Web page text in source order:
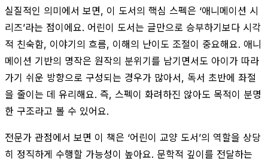
실질적인 의미에서 보면, 이 도서의 핵심 스펙은 ‘애니메이션 시
리즈’라는 점이에요. 어린이 도서는 글만으로 승부하기보다 시각
적 친숙함, 이야기의 흐름, 이해의 난이도 조절이 중요해요. 애니
메이션 기반의 명작은 원작의 분위기를 남기면서도 아이가 따라
가기 쉬운 방향으로 구성되는 경우가 많아서, 독서 초반에 좌절
을 줄이는 데 유리해요. 즉, 스펙이 화려하진 않아도 목적이 분명
한 구조라고 볼 수 있어요.
전문가 관점에서 보면 이 책은 ‘어린이 교양 도서’의 역할을 상당
히 정직하게 수행할 가능성이 높아요. 문학적 깊이를 전달하는